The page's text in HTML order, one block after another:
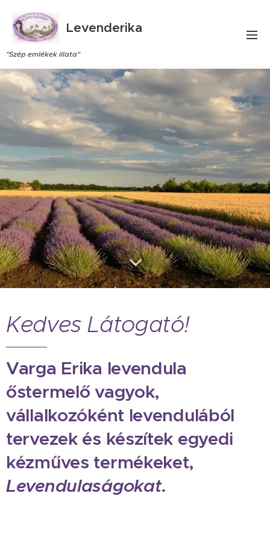
Levenderika
"Szép emlékek illata"
Kedves Látogató!
Varga Erika levendula
őstermelő vagyok,
vállalkozóként levendulából
tervezek és készítek egyedi
kézműves termékeket,
Levendulaságokat.